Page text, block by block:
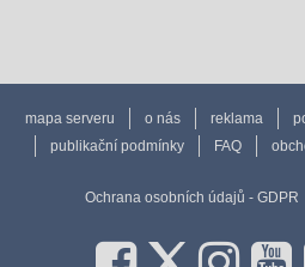
mapa serveru o nás reklama
publikační podmínky
FAQ
Ochrana osobních údajů - GDPR